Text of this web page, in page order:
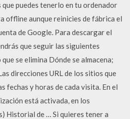
puedes tenerlo en tu ordenador
offline aunque reinicies de fábrica el
de Google. Para descargar el
que seguir las siguientes
se elimina Dónde se almacena;
direcciones URL de los sitios que
fechas y horas de cada visita. En el
está activada, en los
Historial de … Si quieres tener a